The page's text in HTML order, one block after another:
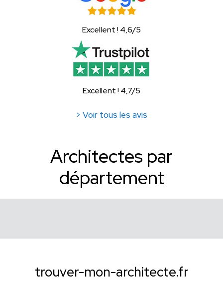
Excellent ! 4,6/5
Excellent ! 4,7/5
> Voir tous les avis
Architectes par
département
trouver-mon-architecte.fr